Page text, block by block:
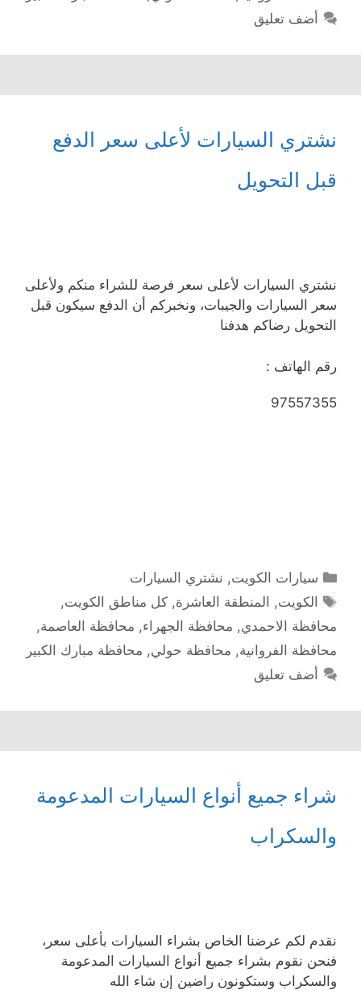
أضف تعليق
نشتري السيارات لأعلى سعر الدفع
قبل التحويل
نشتري السيارات لأعلى سعر فرصة للشراء منكم ولأعلى
سعر السيارات والجيبات، ونخبركم أن الدفع سيكون قبل
التحويل رضاكم هدفنا
رقم الهاتف :
97557355
التصنيفات
سيارات الكويت, نشتري السيارات
الوسوم
الكويت, المنطقة العاشرة,كل مناطق الكويت,
محافظة الاحمدي, محافظة الجهراء, محافظة العاصمة,
محافظة الفروانية, محافظة حولي, محافظة مبارك الكبير
أضف تعليق
شراء جميع أنواع السيارات المدعومة
والسكراب
نقدم لكم عرضنا الخاص بشراء السيارات بأعلى سعر،
فنحن نقوم بشراء جميع أنواع السيارات المدعومة
والسكراب وستكونون راضين إن شاء الله